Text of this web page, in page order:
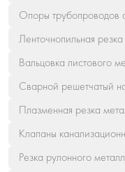
Опоры трубопроводов
Ленточнопильная
Вальцовка листового
Сварной решетчатый
Плазменная резка
Клапаны
Резка рулонного